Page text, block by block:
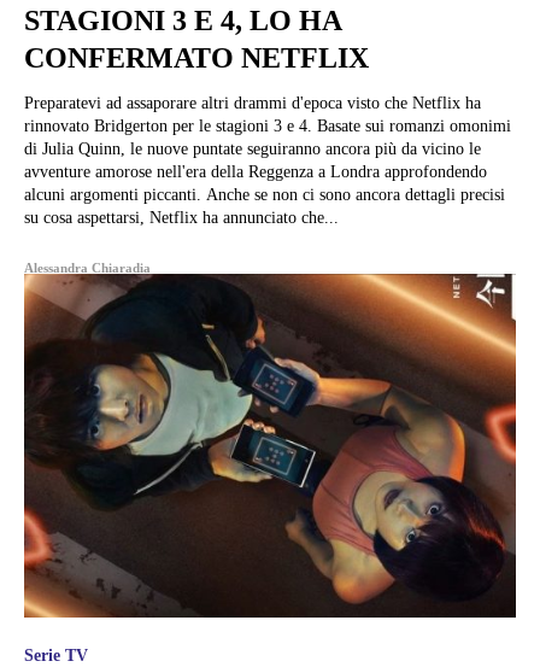
STAGIONI 3 E 4, LO HA
CONFERMATO NETFLIX
Preparatevi ad assaporare altri drammi d'epoca visto che Netflix ha
rinnovato Bridgerton per le stagioni 3 e 4. Basate sui romanzi omonimi
di Julia Quinn, le nuove puntate seguiranno ancora più da vicino le
avventure amorose nell'era della Reggenza a Londra approfondendo
alcuni argomenti piccanti. Anche se non ci sono ancora dettagli precisi
su cosa aspettarsi, Netflix ha annunciato che...
Alessandra Chiaradia
Serie TV